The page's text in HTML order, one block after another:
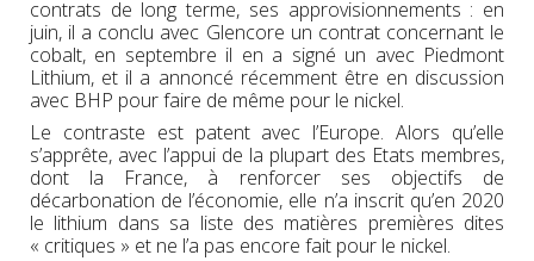
contrats de long terme, ses approvisionnements : en
juin, il a conclu avec Glencore un contrat concernant le
cobalt, en septembre il en a signé un avec Piedmont
Lithium, et il a annoncé récemment être en discussion
avec BHP pour faire de même pour le nickel.
Le contraste est patent avec l’Europe. Alors qu’elle
s’apprête, avec l’appui de la plupart des Etats membres,
dont la France, à renforcer ses objectifs de
décarbonation de l’économie, elle n’a inscrit qu’en 2020
le lithium dans sa liste des matières premières dites
« critiques » et ne l’a pas encore fait pour le nickel.